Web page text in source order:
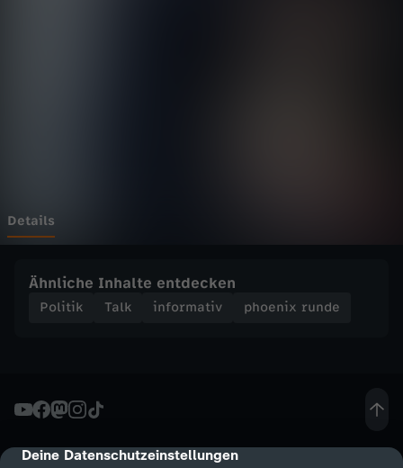
cmp-dialog-description
Deine Datenschutzeinstellungen
-
D
i
g
r
Details
Ähnliche Inhalte entdecken
Politik Talk informativ phoenix runde